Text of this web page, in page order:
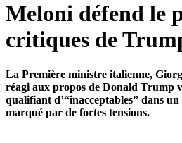
Meloni défend le
critiques de
La Première ministre italienne,
réagi aux propos de Donald Trump
qualifiant d’“inacceptables” dans
marqué par de fortes tensions.